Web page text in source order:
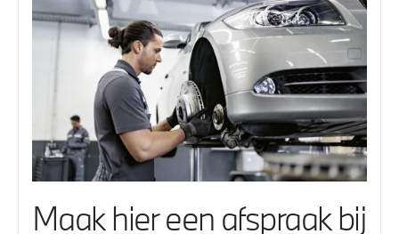
Maak hier een afspraak bij